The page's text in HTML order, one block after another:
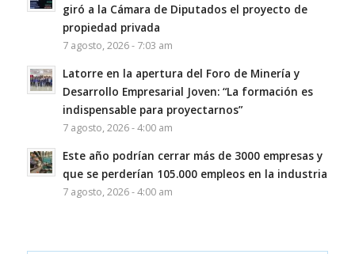
giró a la Cámara de Diputados el proyecto de
propiedad privada
7 agosto, 2026 - 7:03 am
Latorre en la apertura del Foro de Minería y
Desarrollo Empresarial Joven: “La formación es
indispensable para proyectarnos”
7 agosto, 2026 - 4:00 am
Este año podrían cerrar más de 3000 empresas y
que se perderían 105.000 empleos en la industria
7 agosto, 2026 - 4:00 am